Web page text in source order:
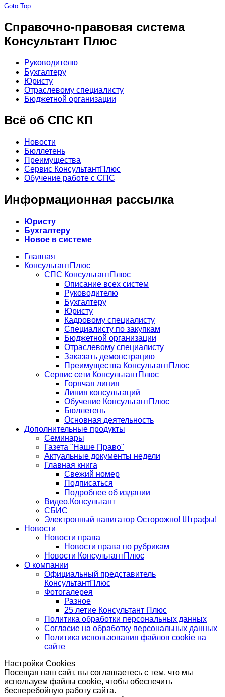
Goto Top
Справочно-правовая система
Консультант Плюс
Руководителю
Бухгалтеру
Юристу
Отраслевому специалисту
Бюджетной организации
Всё об СПС КП
Новости
Бюллетень
Преимущества
Сервис КонсультантПлюс
Обучение работе с СПС
Информационная рассылка
Юристу
Бухгалтеру
Новое в системе
Главная
КонсультантПлюс
СПС КонсультантПлюс
Описание всех систем
Руководителю
Бухгалтеру
Юристу
Кадровому специалисту
Специалисту по закупкам
Бюджетной организации
Отраслевому специалисту
Заказать демонстрацию
Преимущества КонсультантПлюс
Сервис сети КонсультантПлюс
Горячая линия
Линия консультаций
Обучение КонсультантПлюс
Бюллетень
Основная деятельность
Дополнительные продукты
Семинары
Газета "Наше Право"
Актуальные документы недели
Главная книга
Свежий номер
Подписаться
Подробнее об издании
Видео.Консультант
СБИС
Электронный навигатор Осторожно! Штрафы!
Новости
Новости права
Новости права по рубрикам
Новости КонсультантПлюс
О компании
Официальный представитель
КонсультантПлюс
Фотогалерея
Разное
25 летие Консультант Плюс
Политика обработки персональных данных
Согласие на обработку персональных данных
Политика использования файлов cookie на
сайте
Настройки Cookies
Посещая наш сайт, вы соглашаетесь с тем, что мы
используем файлы cookie, чтобы обеспечить
бесперебойную работу сайта.